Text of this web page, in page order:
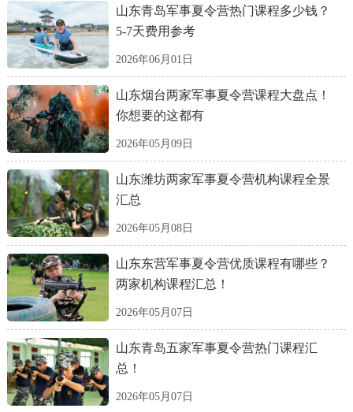
山东青岛军事夏令营热门课程多少钱？
5-7天费用参考
2026年06月01日
山东烟台两家军事夏令营课程大盘点！
你想要的这都有
2026年05月09日
山东潍坊两家军事夏令营机构课程全景
汇总
2026年05月08日
山东东营军事夏令营优质课程有哪些？
两家机构课程汇总！
2026年05月07日
山东青岛五家军事夏令营热门课程汇
总！
2026年05月07日